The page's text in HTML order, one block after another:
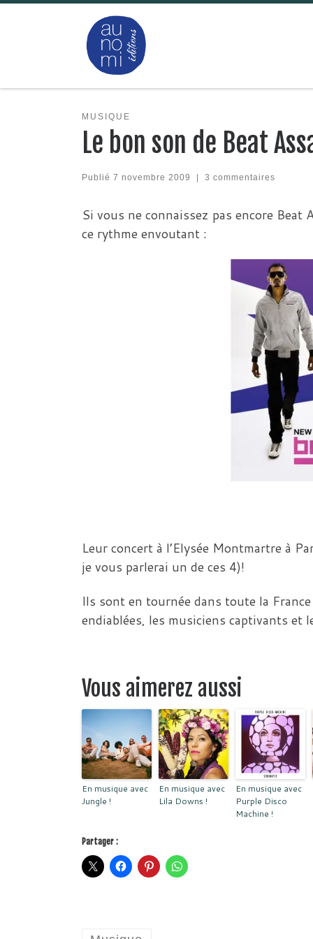
Passer au contenu
MUSIQUE
Le bon son de Beat
Publié 7 novembre 2009 3 commentaires
Si vous ne connaissez pas encore
ce rythme envoutant :
Leur concert à l’Elysée Montmartre à
je vous parlerai un de ces 4)!
Ils sont en tournée dans toute la
endiablées, les musiciens captivants et
Vous aimerez aussi
En musique avec
Jungle !
En musique avec
Lila Downs !
En musique avec
Purple Disco
Machine !
Partager :